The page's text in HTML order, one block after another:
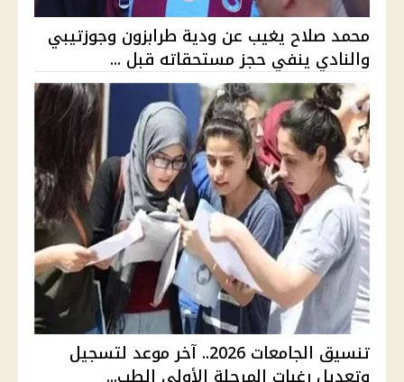
محمد صلاح يغيب عن ودية طرابزون وجوزتيبي
والنادي ينفي حجز مستحقاته قبل ...
تنسيق الجامعات 2026.. آخر موعد لتسجيل